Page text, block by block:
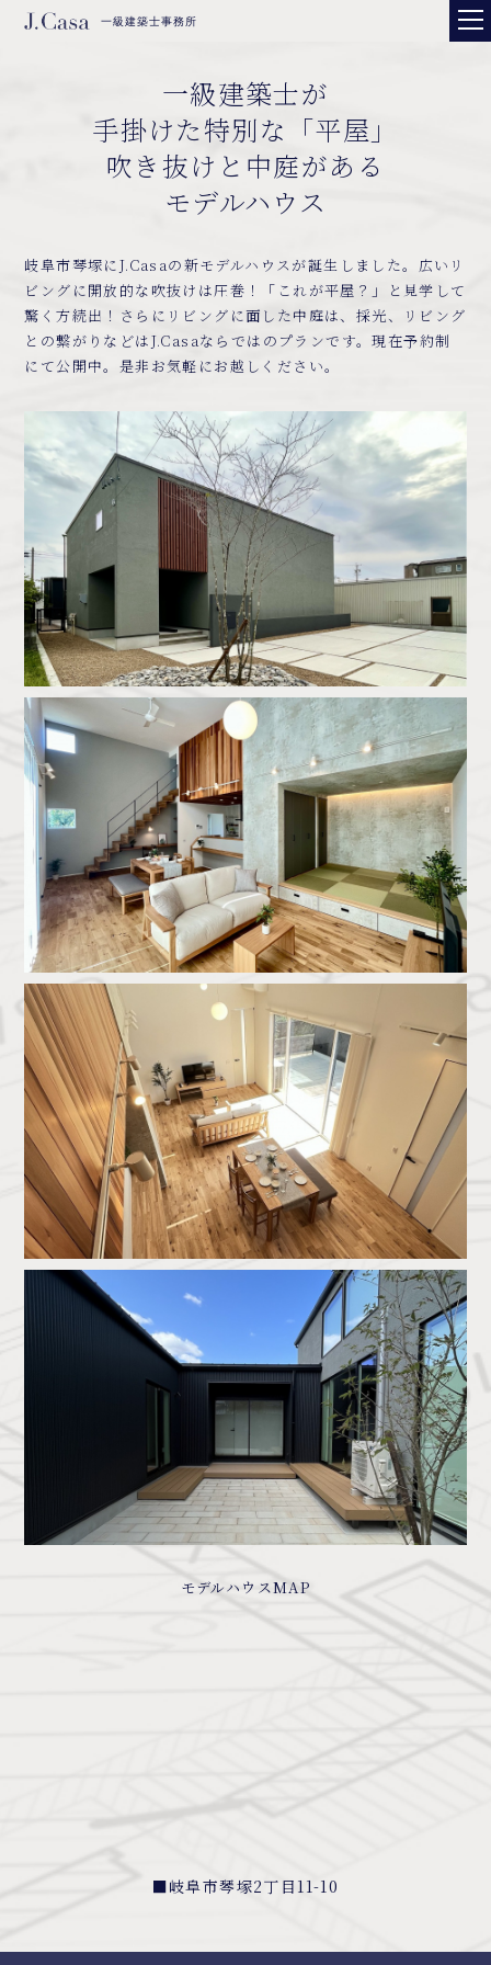
一級建築士事務所
一級建築士が
手掛けた特別な「平屋」
吹き抜けと中庭がある
モデルハウス
岐阜市琴塚にJ.Casaの新モデルハウスが誕生しました。広いリ
ビングに開放的な吹抜けは圧巻！「これが平屋？」と見学して
驚く方続出！さらにリビングに面した中庭は、採光、リビング
との繋がりなどはJ.Casaならではのプランです。現在予約制
にて公開中。是非お気軽にお越しください。
モデルハウスMAP
■岐阜市琴塚2丁目11-10